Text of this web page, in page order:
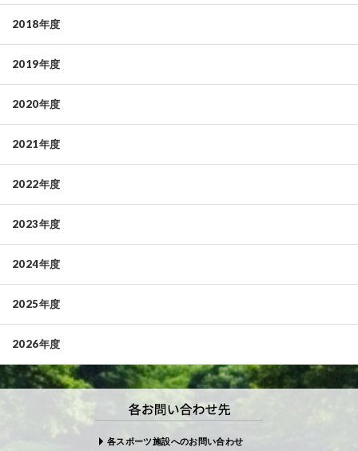
2018年度
2019年度
2020年度
2021年度
2022年度
2023年度
2024年度
2025年度
2026年度
各スポーツ施設へのお問い合わせ